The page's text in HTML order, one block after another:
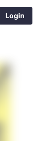
Login